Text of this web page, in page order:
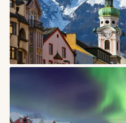
Інсбрук — місто в Австрії, де
03/06/2026